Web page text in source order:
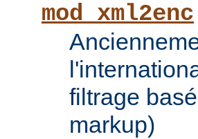
mod_xml2enc
filtrage
markup)